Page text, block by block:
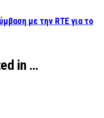
με την RTE για το
in …